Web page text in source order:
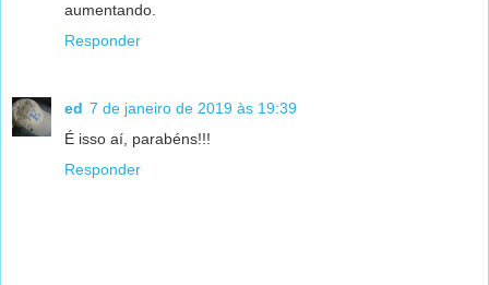
aumentando.
Responder
ed 7 de janeiro de 2019 às 19:39
É isso aí, parabéns!!!
Responder